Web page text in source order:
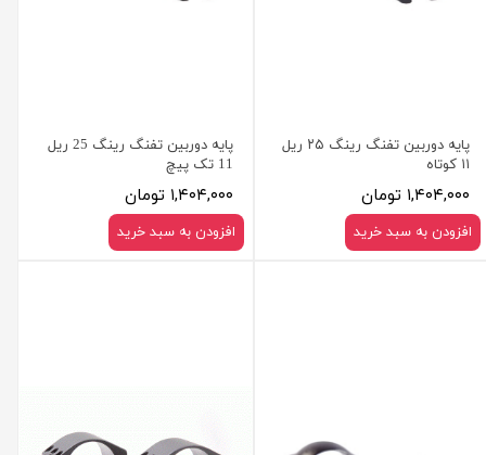
پایه دوربین تفنگ رینگ ۲۵ ریل
۱۱ کوتاه
۱,۴۰۴,۰۰۰ تومان
افزودن به سبد خرید
پایه دوربین تفنگ رینگ 25 ریل
11 تک پیچ
۱,۴۰۴,۰۰۰ تومان
افزودن به سبد خرید